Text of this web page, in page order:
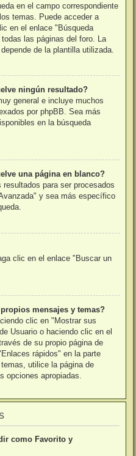
en el campo correspondiente
temas. Puede acceder a
en el enlace "Búsqueda
las páginas del foro. La
de la plantilla utilizada.
ningún resultado?
general e incluye muchos
por phpBB. Sea más
en la búsqueda
una página en blanco?
para ser procesados
y sea más específico
clic en el enlace "Buscar un
mensajes y temas?
clic en "Mostrar sus
Usuario o haciendo clic en el
de su propio página de
rápidos" en la parte
utilice la página de
opciones apropiadas.
como Favorito y